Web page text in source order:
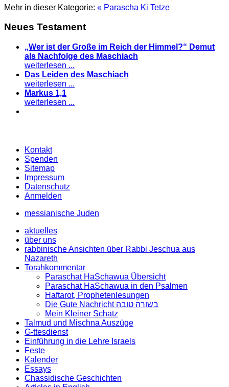
Mehr in dieser Kategorie: « Parascha Ki Tetze
Neues Testament
„Wer ist der Große im Reich der Himmel?“ Demut
als Nachfolge des Maschiach
weiterlesen ...
Das Leiden des Maschiach
weiterlesen ...
Markus 1,1
weiterlesen ...
Kontakt
Spenden
Sitemap
Impressum
Datenschutz
Anmelden
messianische Juden
aktuelles
über uns
rabbinische Ansichten über Rabbi Jeschua aus
Nazareth
Torahkommentar
Paraschat HaSchawua Übersicht
Paraschat HaSchawua in den Psalmen
Haftarot, Prophetenlesungen
Die Gute Nachricht בשורה טובה
Mein Kleiner Schatz
Talmud und Mischna Auszüge
G-ttesdienst
Einführung in die Lehre Israels
Feste
Kalender
Essays
Chassidische Geschichten